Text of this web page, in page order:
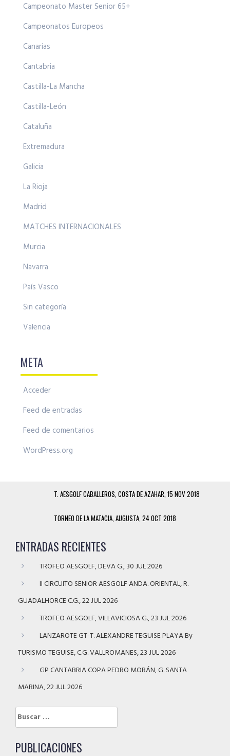
Campeonato Master Senior 65+
Campeonatos Europeos
Canarias
Cantabria
Castilla-La Mancha
Castilla-León
Cataluña
Extremadura
Galicia
La Rioja
Madrid
MATCHES INTERNACIONALES
Murcia
Navarra
País Vasco
Sin categoría
Valencia
META
Acceder
Feed de entradas
Feed de comentarios
WordPress.org
T. AESGOLF CABALLEROS, COSTA DE AZAHAR, 15 NOV 2018
TORNEO DE LA MATACIA, AUGUSTA, 24 OCT 2018
ENTRADAS RECIENTES
TROFEO AESGOLF, DEVA G., 30 JUL 2026
II CIRCUITO SENIOR AESGOLF ANDA. ORIENTAL, R.
GUADALHORCE C.G., 22 JUL 2026
TROFEO AESGOLF, VILLAVICIOSA G., 23 JUL 2026
LANZAROTE GT-T. ALEXANDRE TEGUISE PLAYA By
TURISMO TEGUISE, C.G. VALLROMANES, 23 JUL 2026
GP CANTABRIA COPA PEDRO MORÁN, G. SANTA
MARINA, 22 JUL 2026
Buscar:
PUBLICACIONES